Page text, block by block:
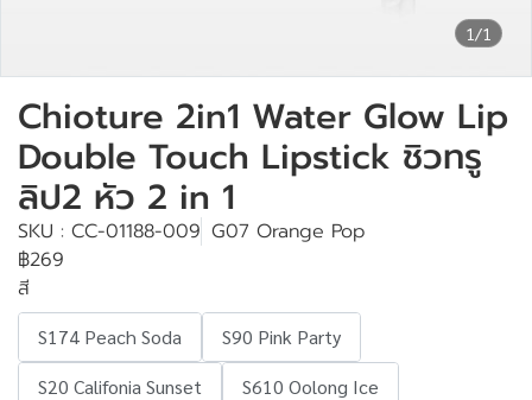
1/1
Chioture 2in1 Water Glow Lip
Double Touch Lipstick ชิวทรู
ลิป2 หัว 2 in 1
SKU : CC-01188-009 G07 Orange Pop
฿269
สี
S174 Peach Soda
S90 Pink Party
S20 Califonia Sunset
S610 Oolong Ice